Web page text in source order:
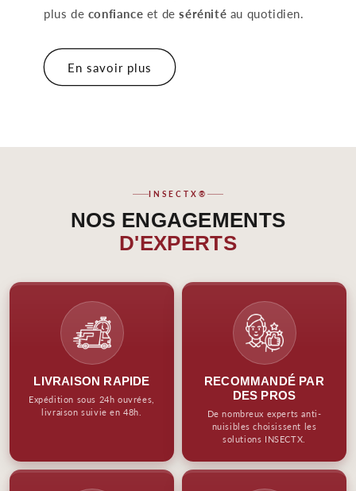
plus de confiance et desérénité au quotidien.
En savoir plus
INSECTX®
NOS ENGAGEMENTS
D'EXPERTS
LIVRAISON RAPIDE
Expédition sous 24h ouvrées,
livraison suivie en 48h.
RECOMMANDÉ PAR
DES PROS
De nombreux experts anti-
nuisibles choisissent les
solutions INSECTX.